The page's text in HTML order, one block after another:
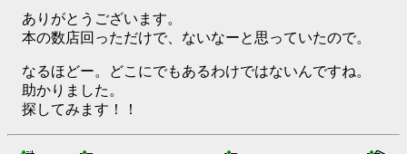
ありがとうございます。
本の数店回っただけで、ないなーと思っていたので。
なるほどー。どこにでもあるわけではないんですね。
助かりました。
探してみます！！